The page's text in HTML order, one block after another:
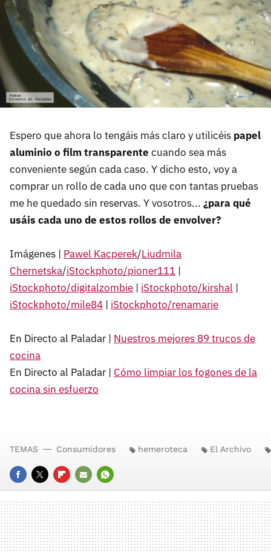
Espero que ahora lo tengáis más claro y utilicéis papel
aluminio o film transparente cuando sea más
conveniente según cada caso. Y dicho esto, voy a
comprar un rollo de cada uno que con tantas pruebas
me he quedado sin reservas. Y vosotros... ¿para qué
usáis cada uno de estos rollos de envolver?
Imágenes | Pawel Kacperek/Liudmila
Chernetska/iStockphoto/pioner111 |
iStockphoto/digitalzombie | iStockphoto/kirshal |
iStockphoto/mile84 | iStockphoto/renamarie
En Directo al Paladar | Nuestros mejores 89 trucos de
cocina
En Directo al Paladar | Cómo limpiar los fogones de la
cocina sin esfuerzo
FACEBOOK
TWITTERFLIPBOARD
E-
MAIL
WHATSAPP
TEMAS Consumidores hemeroteca El Archivo